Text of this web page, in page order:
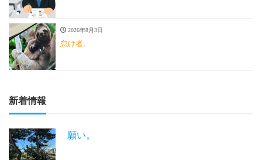
2026年8月3日
怠け者。
新着情報
願い。